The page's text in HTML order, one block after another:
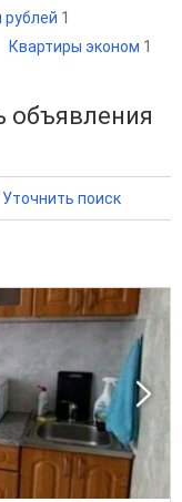
1
Квартиры эконом 1
объявления
Уточнить поиск